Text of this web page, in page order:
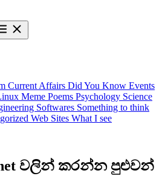
Current Affairs Did You Know Events
Meme Poems Psychology Science
Softwares Something to think
Web Sites What I see
වලින් කරන්න පුළුවන්